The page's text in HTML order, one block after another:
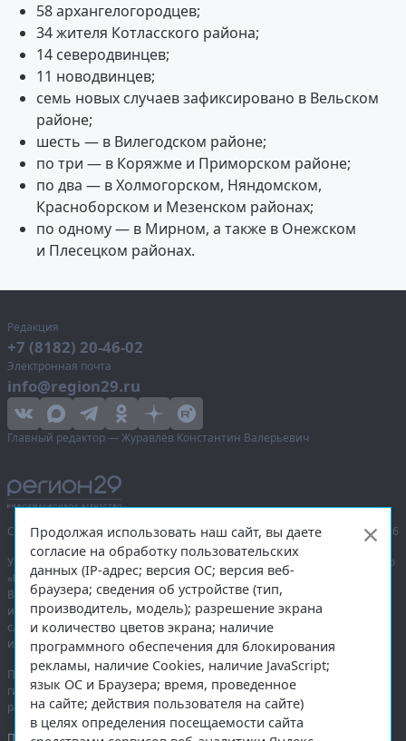
58 архангелогородцев;
34 жителя Котласского района;
14 северодвинцев;
11 новодвинцев;
семь новых случаев зафиксировано в Вельском
районе;
шесть — в Вилегодском районе;
по три — в Коряжме и Приморском районе;
по два — в Холмогорском, Няндомском,
Красноборском и Мезенском районах;
по одному — в Мирном, а также в Онежском
и Плесецком районах.
Редакция
+7 (8182) 20-46-02
Электронная почта
info@region29.ru
Главный редактор — Журавлёв Константин Валерьевич
Сетевое издание «Информационное агентство Регион 29»,
© 2016–2026
Учредитель — общество с ограниченной ответственностью «Агентство
«Правда Севера».
Выписка из реестра зарегистрированных средств массовой
информации:ЭЛ № ФС 77-74226от 09.11.2018 выдано Федеральной
службой по надзору в сфере связи, информационных технологий
и массовых коммуникаций (Роскомнадзор).
При полном или частичном использовании любых материалов
гиперссылка на region29.ruобязательна. Копирование материалов без
разрешения администрации сайта запрещено.
Продолжая использовать наш сайт, вы даете
согласие на обработку пользовательских
данных (IP-адрес; версия ОС; версия веб-
браузера; сведения об устройстве (тип,
производитель, модель); разрешение экрана
и количество цветов экрана; наличие
программного обеспечения для блокирования
рекламы, наличие Cookies, наличие JavaScript;
язык ОС и Браузера; время, проведенное
на сайте; действия пользователя на сайте)
в целях определения посещаемости сайта